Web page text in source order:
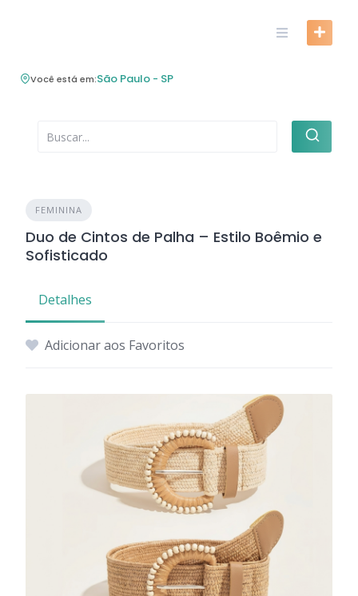
Você está em:São Paulo - SP
FEMININA
Duo de Cintos de Palha – Estilo Boêmio e
Sofisticado
Detalhes
Adicionar aos Favoritos